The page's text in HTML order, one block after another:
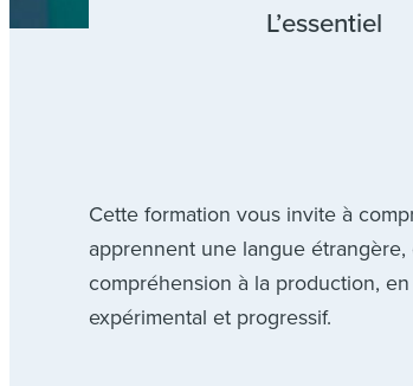
L’essentiel
Cette formation vous invite à
apprennent une langue
compréhension à la production,
expérimental et progressif.